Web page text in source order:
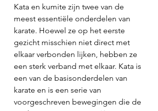
Kata en kumite zijn twee van de
meest essentiële onderdelen van
karate. Hoewel ze op het eerste
gezicht misschien niet direct met
elkaar verbonden lijken, hebben ze
een sterk verband met elkaar. Kata is
een van de basisonderdelen van
karate en is een serie van
voorgeschreven bewegingen die de